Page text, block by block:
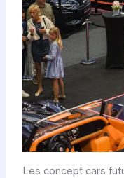
Les concept cars